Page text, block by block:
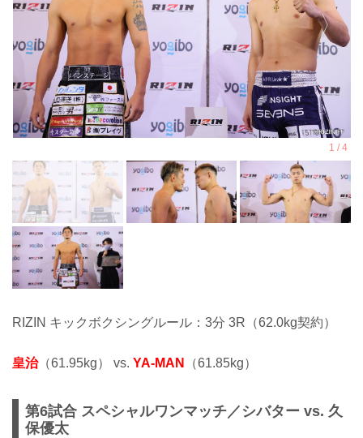
RIZIN キックボクシングルール：3分 3R（62.0kg契約）
皇治（61.95kg） vs. YA-MAN （61.85kg）
第6試合 スペシャルワンマッチ／シバター vs. 久
保優太